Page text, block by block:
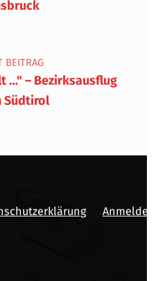
BEITRAG
…" – Bezirksausflug
Südtirol
Anmelden